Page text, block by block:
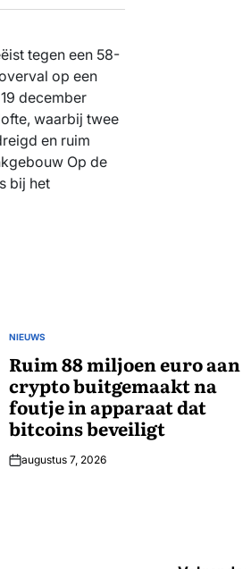
tegen een 58-
op een
december
waarbij twee
en ruim
Op de
bij het
GEPLAATST
NIEUWS
Ruim 88 miljoen euro aan
crypto buitgemaakt na
foutje in apparaat dat
bitcoins beveiligt
augustus 7, 2026